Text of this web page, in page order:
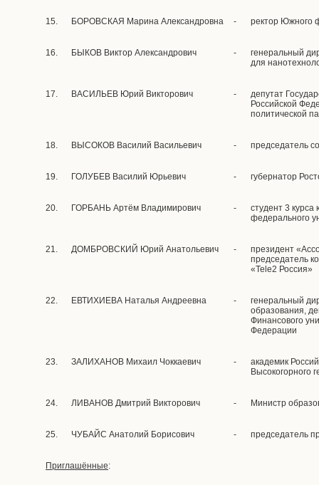
15. БОРОВСКАЯ Марина Александровна - ректор Южного
16. БЫКОВ Виктор Александрович -
генеральный
для
17. ВАСИЛЬЕВ Юрий Викторович -
депутат
Российской
политической
18. ВЫСОКОВ Василий Васильевич - председатель
19. ГОЛУБЕВ Василий Юрьевич - губернатор
20. ГОРБАНЬ Артём Владимирович -
студент 3
федерального
21. ДОМБРОВСКИЙ Юрий Анатольевич -
президент
председатель
«Tele2 Россия»
22. ЕВТИХИЕВА Наталья Андреевна -
генеральный
образования,
Финансового
Федерации
23. ЗАЛИХАНОВ Михаил Чоккаевич -
академик
Высокогорного
24. ЛИВАНОВ Дмитрий Викторович - Министр
25. ЧУБАЙС Анатолий Борисович - председатель
Приглашённые: